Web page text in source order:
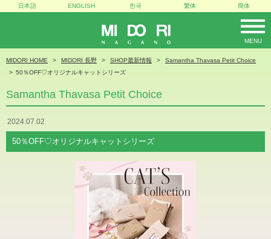
MIDORI
MENU
日本語 ENGLISH 한국 繁体 簡体
MIDORI HOME MIDORI 長野 SHOP最新情報
Samantha Thavasa Petit Choice
50％OFF♡オリジナルキャットシリーズ
Samantha Thavasa Petit Choice
2024.07.02
50％OFF♡オリジナルキャットシリーズ